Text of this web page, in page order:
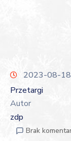
2023-08-18
Przetargi
Autor
zdp
Brak